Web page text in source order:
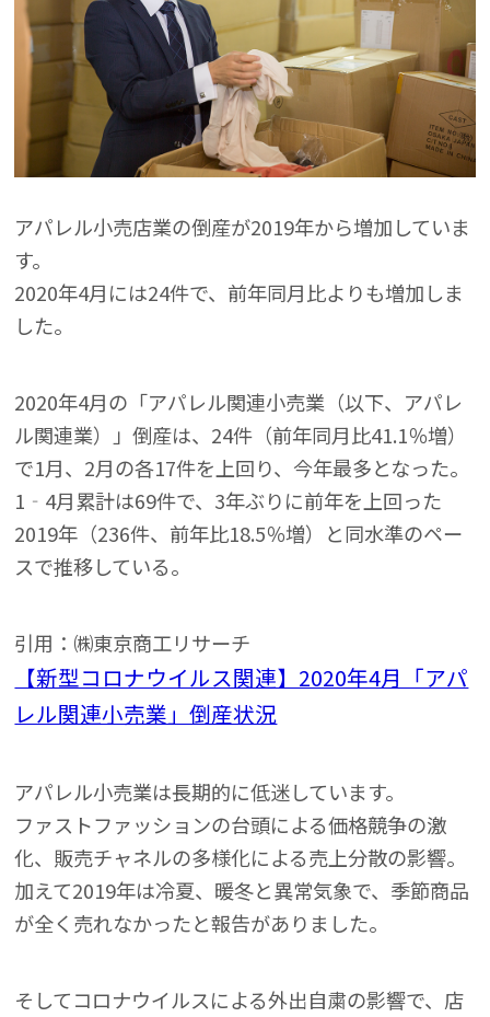
アパレル小売店業の倒産が2019年から増加していま
す。
2020年4月には24件で、前年同月比よりも増加しま
した。
2020年4月の「アパレル関連小売業（以下、アパレ
ル関連業）」倒産は、24件（前年同月比41.1％増）
で1月、2月の各17件を上回り、今年最多となった。
1‐4月累計は69件で、3年ぶりに前年を上回った
2019年（236件、前年比18.5％増）と同水準のペー
スで推移している。
引用：㈱東京商工リサーチ
【新型コロナウイルス関連】2020年4月「アパ
レル関連小売業」倒産状況
アパレル小売業は長期的に低迷しています。
ファストファッションの台頭による価格競争の激
化、販売チャネルの多様化による売上分散の影響。
加えて2019年は冷夏、暖冬と異常気象で、季節商品
が全く売れなかったと報告がありました。
そしてコロナウイルスによる外出自粛の影響で、店